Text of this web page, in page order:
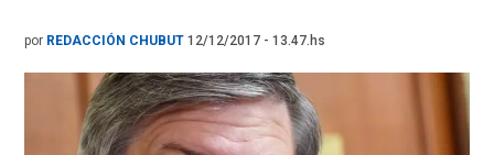
por REDACCIÓN CHUBUT 12/12/2017 - 13.47.hs